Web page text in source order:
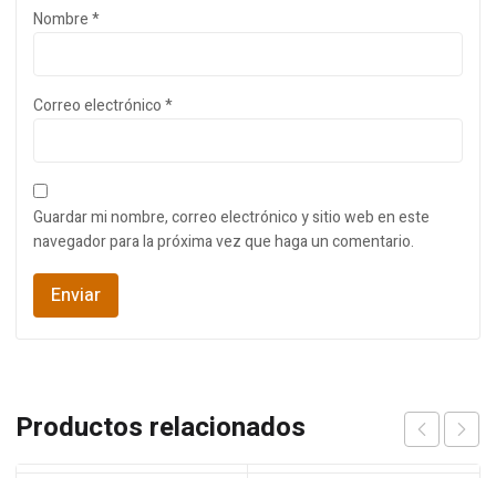
Nombre*
Correo electrónico*
Guardar mi nombre, correo electrónico y sitio web en este
navegador para la próxima vez que haga un comentario.
Productos relacionados